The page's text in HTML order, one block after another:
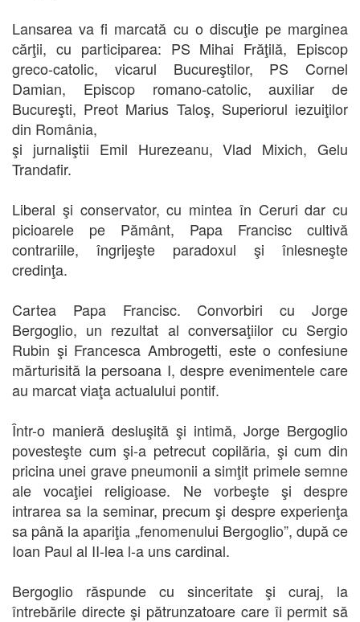
Lansarea va fi marcată cu o discuţie pe marginea
cărţii, cu participarea: PS Mihai Frăţilă, Episcop
greco-catolic, vicarul Bucureştilor, PS Cornel
Damian, Episcop romano-catolic, auxiliar de
Bucureşti, Preot Marius Taloş, Superiorul iezuiţilor
din România,
şi jurnaliştii Emil Hurezeanu, Vlad Mixich, Gelu
Trandafir.
Liberal şi conservator, cu mintea în Ceruri dar cu
picioarele pe Pământ, Papa Francisc cultivă
contrariile, îngrijeşte paradoxul şi înlesneşte
credinţa.
Cartea Papa Francisc. Convorbiri cu Jorge
Bergoglio, un rezultat al conversaţiilor cu Sergio
Rubin şi Francesca Ambrogetti, este o confesiune
mărturisită la persoana I, despre evenimentele care
au marcat viaţa actualului pontif.
Într-o manieră desluşită şi intimă, Jorge Bergoglio
povesteşte cum şi-a petrecut copilăria, şi cum din
pricina unei grave pneumonii a simţit primele semne
ale vocaţiei religioase. Ne vorbeşte şi despre
intrarea sa la seminar, precum şi despre experienţa
sa până la apariţia „fenomenului Bergoglio”, după ce
Ioan Paul al II-lea l-a uns cardinal.
Bergoglio răspunde cu sinceritate şi curaj, la
întrebările directe şi pătrunzatoare care îi permit să